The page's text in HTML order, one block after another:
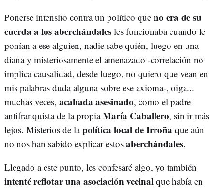
Ponerse intensito contra un político que no era de su
cuerda a los aberchándales les funcionaba cuando le
ponían a ese alguien, nadie sabe quién, luego en una
diana y misteriosamente el amenazado -correlación no
implica causalidad, desde luego, no quiero que vean en
mis palabras duda alguna sobre ese axioma-, oiga...
muchas veces, acabada asesinado, como el padre
antifranquista de la propiaMaría Caballero, sin ir más
lejos. Misterios de lapolítica local de Irroña que aún
no nos han sabido explicar estos aberchándales.
Llegado a este punto, les confesaré algo, yo también
intenté reflotar una asociación vecinal que había en